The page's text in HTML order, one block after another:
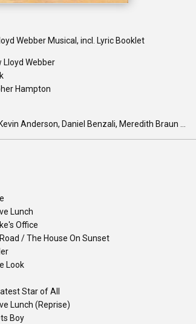
Webber Musical, incl. Lyric Booklet
Lloyd Webber
Hampton
Anderson, Daniel Benzali, Meredith Braun ...
Lunch
Office
/ The House On Sunset
Look
Star of All
Lunch (Reprise)
Boy